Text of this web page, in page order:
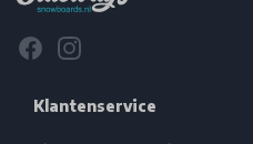
FacebookInstagram
Klantenservice